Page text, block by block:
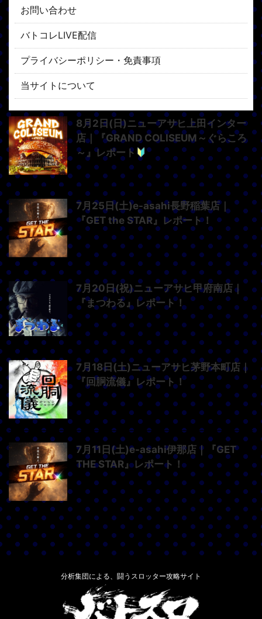
お問い合わせ
バトコレLIVE配信
プライバシーポリシー・免責事項
当サイトについて
8月2日(日)ニューアサヒ上田インター
店｜『GRAND COLISEUM～ぐらころ
～』レポート
7月25日(土)e-asahi長野稲葉店｜
『GET the STAR』レポート！
7月20日(祝)ニューアサヒ甲府南店｜
『まつわる』レポート！
7月18日(土)ニューアサヒ茅野本町店｜
『回胴流儀』レポート！
7月11日(土)e-asahi伊那店｜『GET
THE STAR』レポート！
分析集団による、闘うスロッター攻略サイト